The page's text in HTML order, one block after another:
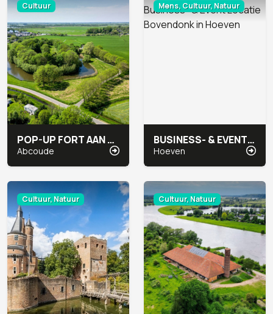
Cultuur
POP-UP FORT AAN DE WINKEL
Abcoude
Mens, Cultuur, Natuur
BUSINESS- & EVENT LOCATIE BOVENDONK
Hoeven
Cultuur, Natuur Cultuur, Natuur